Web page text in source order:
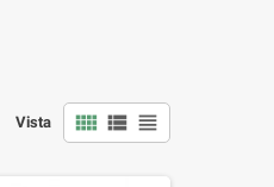
Vista view_comfy view_list view_headline